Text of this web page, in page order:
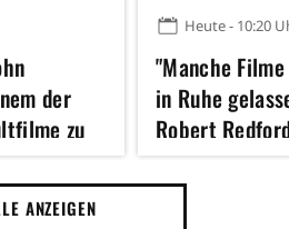
der
zu
sofort
Heute - 10:20
"Manche
in Ruhe
Robert
kein Remake
der 70er Jahre
ANZEIGEN